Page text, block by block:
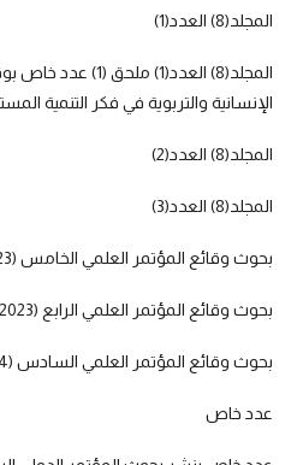
المجلد(8) العدد(1)
المجلد(8) العدد(1)
الإنسانية والتربوية في فكر التنمية
المجلد(8) العدد(2)
المجلد(8) العدد(3)
بحوث وقائع المؤتمر العلمي الخامس (2023م)
بحوث وقائع المؤتمر العلمي الرابع (2023م).
بحوث وقائع المؤتمر العلمي السادس (2024م).
عدد خاص